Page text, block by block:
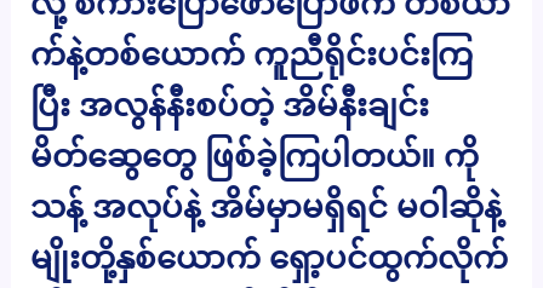
က်နဲ့တစ်ယောက် ကူညီရိုင်းပင်းကြ
ပြီး အလွန်နီးစပ်တဲ့ အိမ်နီးချင်း
မိတ်ဆွေတွေ ဖြစ်ခဲ့ကြပါတယ်။ ကို
သန့် အလုပ်နဲ့ အိမ်မှာမရှိရင် မဝါဆိုနဲ့
မျိုးတို့နှစ်ယောက် ရှော့ပင်ထွက်လိုက်